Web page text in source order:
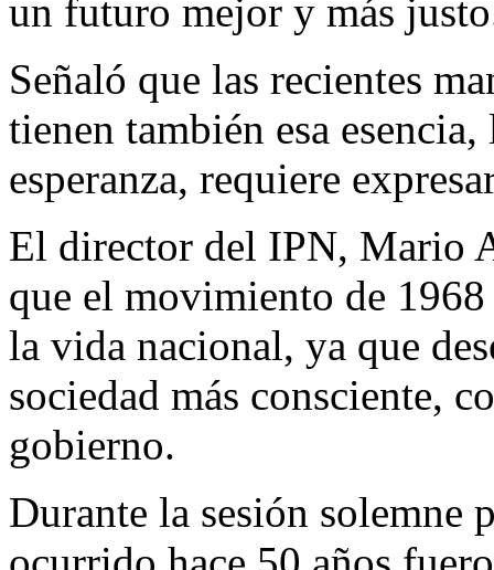
un futuro mejor y más
Señaló que las recientes
tienen también esa
esperanza, requiere
El director del IPN, Mario
que el movimiento de
la vida nacional, ya que
sociedad más consciente,
gobierno.
Durante la sesión solemne